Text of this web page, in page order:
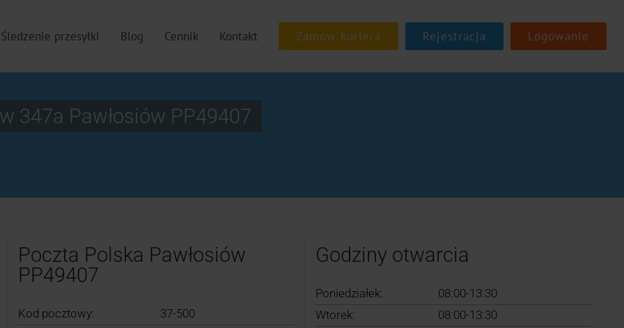
Śledzenie przesyłki Blog Cennik Kontakt Rejestracja Logowanie
347a Pawłosiów PP49407
Poczta Polska Pawłosiów
PP49407
Kod pocztowy:
37-500
Godziny otwarcia
Poniedziałek:
08:00-13:30
Wtorek:
08:00-13:30